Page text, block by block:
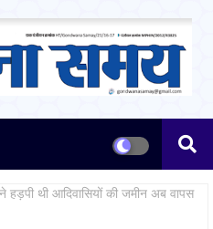
हड़पी थी आदिवासियों की जमीन अब वापस